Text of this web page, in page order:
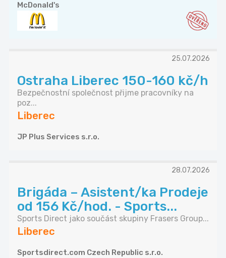
McDonald's
25.07.2026
Ostraha Liberec 150-160 kč/h
Bezpečnostní společnost přijme pracovníky na
poz...
Liberec
JP Plus Services s.r.o.
28.07.2026
Brigáda – Asistent/ka Prodeje
od 156 Kč/hod. - Sports...
Sports Direct jako součást skupiny Frasers Group...
Liberec
Sportsdirect.com Czech Republic s.r.o.